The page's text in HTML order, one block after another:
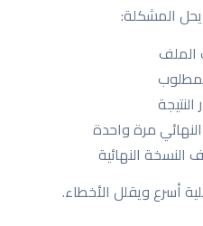
يحل المشكلة:
الملف
مرة واحدة
النسخة النهائية
أسرع ويقلل الأخطاء.